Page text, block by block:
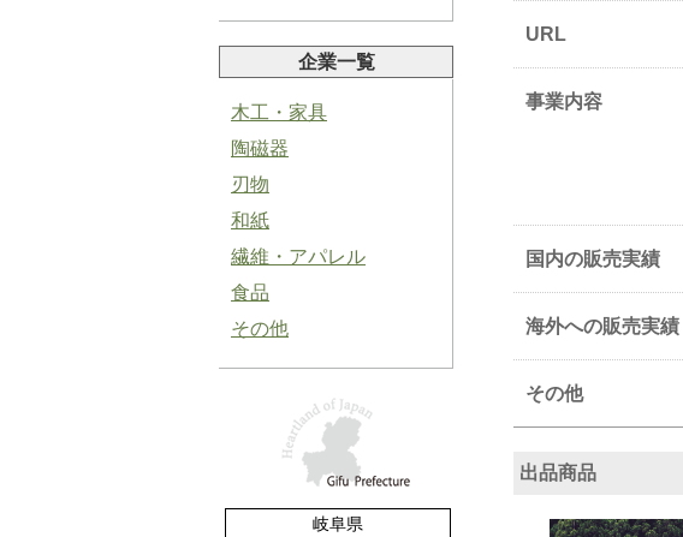
バジルペースト
企業一覧
木工・家具
陶磁器
刃物
和紙
繊維・アパレル
食品
その他
岐阜県
URL
事業内容
国内の販売実績
海外への販売実績
その他
出品商品